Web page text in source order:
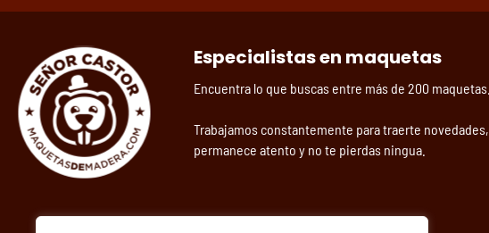
Especialistas en maquetas
Encuentra lo que buscas entre más de 200 maquetas.
Trabajamos constantemente para traerte novedades,
permanece atento y no te pierdas ningua.